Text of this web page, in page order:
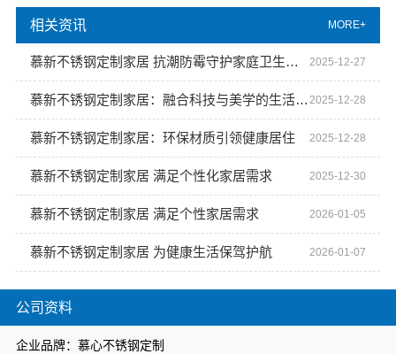
公司资料
企业品牌：慕心不锈钢定制
相关资讯 MORE+
慕新不锈钢定制家居 抗潮防霉守护家庭卫生安全 2025-12-27
慕新不锈钢定制家居：融合科技与美学的生活艺术 2025-12-28
慕新不锈钢定制家居：环保材质引领健康居住 2025-12-28
慕新不锈钢定制家居 满足个性化家居需求 2025-12-30
慕新不锈钢定制家居 满足个性家居需求 2026-01-05
慕新不锈钢定制家居 为健康生活保驾护航 2026-01-07